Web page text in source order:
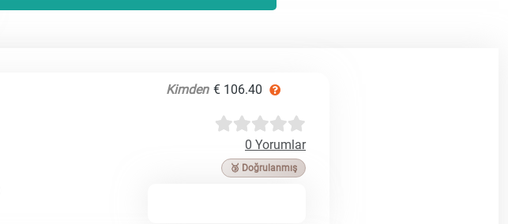
Kimden € 106.40
0 Yorumlar
🥉 Doğrulanmış